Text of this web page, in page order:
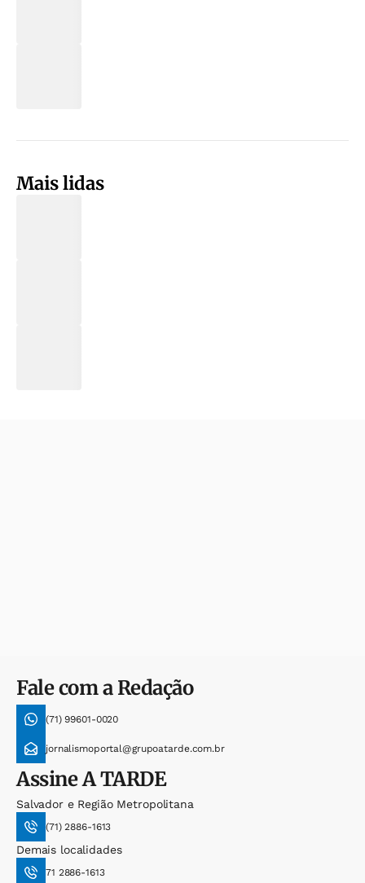
Mais lidas
Fale com a Redação
(71) 99601-0020
jornalismoportal@grupoatarde.com.br
AssineA TARDE
Salvador e Região Metropolitana
(71) 2886-1613
Demais localidades
71 2886-1613